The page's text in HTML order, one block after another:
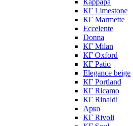
Каррара
КГ Limestone
КГ Marmette
Eccelente
Donna
КГ Milan
КГ Oxford
КГ Patio
Elegance beige
КГ Portland
КГ Ricamo
КГ Rinaldi
Арко
КГ Rivoli